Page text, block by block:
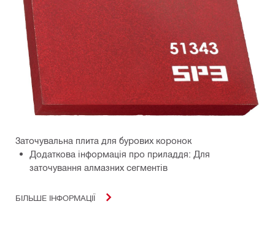
Заточувальна плита для бурових коронок
Додаткова інформація про приладдя: Для
заточування алмазних сегментів
БІЛЬШЕ ІНФОРМАЦІЇ